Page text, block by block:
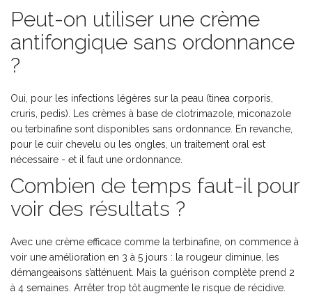
Peut-on utiliser une crème
antifongique sans ordonnance
?
Oui, pour les infections légères sur la peau (tinea corporis,
cruris, pedis). Les crèmes à base de clotrimazole, miconazole
ou terbinafine sont disponibles sans ordonnance. En revanche,
pour le cuir chevelu ou les ongles, un traitement oral est
nécessaire - et il faut une ordonnance.
Combien de temps faut-il pour
voir des résultats ?
Avec une crème efficace comme la terbinafine, on commence à
voir une amélioration en 3 à 5 jours : la rougeur diminue, les
démangeaisons s’atténuent. Mais la guérison complète prend 2
à 4 semaines. Arrêter trop tôt augmente le risque de récidive.